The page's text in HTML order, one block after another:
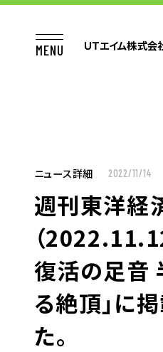
MENU ＵＴエイム株式会
お仕事をお探しの方へ
企業のご担当者様へ
半導体製品テスト開発業務
外国人材の労務管理
ニュース詳細 2022/11/14
週刊東洋経
（
復活の足音
る絶頂」に
た。